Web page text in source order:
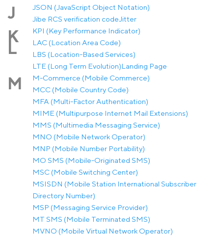
J
JSON (JavaScript Object Notation)
Jibe RCS verification codeJitter
K KPI (Key Performance Indicator)
L
LAC (Location Area Code)
LBS (Location-Based Services)
LTE (Long Term Evolution)Landing Page
M
M-Commerce (Mobile Commerce)
MCC (Mobile Country Code)
MFA (Multi-Factor Authentication)
MIME (Multipurpose Internet Mail Extensions)
MMS (Multimedia Messaging Service)
MNO (Mobile Network Operator)
MNP (Mobile Number Portability)
MO SMS (Mobile-Originated SMS)
MSC (Mobile Switching Center)
MSISDN (Mobile Station International Subscriber
Directory Number)
MSP (Messaging Service Provider)
MT SMS (Mobile Terminated SMS)
MVNO (Mobile Virtual Network Operator)